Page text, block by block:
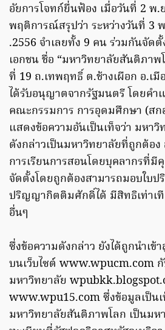
อัยการโจทก์ยื่นฟ้อง เมื่อวันที่ 2 พ.
พฤติการณ์สรุปว่า ระหว่างวันที่ 3
.2556 จำเลยทั้ง 9 คน ร่วมกันจัด
เอกชน ชื่อ “มหาวิทยาลัยสันติภาพ
ที่ 19 ถ.เทพฤทธิ์ ต.ช้างเผือก อ.เมื
ได้รับอนุญาตจากรัฐมนตรี โดยคำ
คณะกรรมการ การอุดมศึกษา (สก
แสดงข้อความอันเป็นเท็จว่า มหา
ดังกล่าวเป็นมหาวิทยาลัยที่ถูกต้อ
การเรียนการสอนโดยบุคลากรที่
จัดตั้งโดยถูกต้องสามารถมอบใบ
ปริญญากิตติมศักดิ์ได้ มีสิทธิเท่าเ
อื่นๆ
ซึ่งข้อความดังกล่าว ยังได้ถูกนำเข้
บนเว็บไซต์ www.wpucm.com
มหาวิทยาลัย
www.wpu15.com ซึ่งข้อมูลเป็น
มหาวิทยาลัยสันติภาพโลก เป็นมห